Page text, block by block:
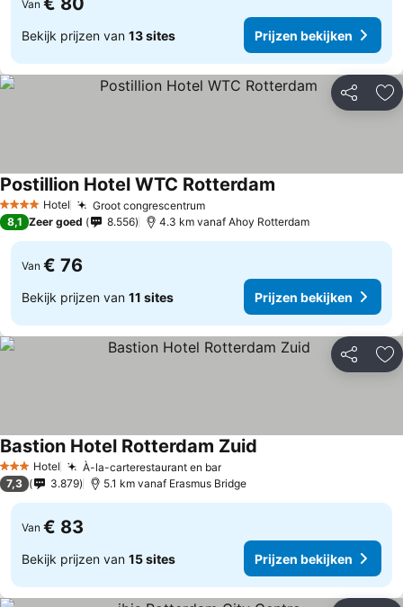
Van
Bekijk prijzen van 13 sites Prijzen bekijken
Delen
4 SterrenHotel Groot congrescentrum
Postillion Hotel WTC Rotterdam
8,1 Zeer goed 8.556 4.3 km vanaf Ahoy Rotterdam
Van € 76
Bekijk prijzen van 11 sites Prijzen bekijken
Delen
3 SterrenHotel À-la-carterestaurant en bar
Bastion Hotel Rotterdam Zuid
7,3 3.879 5.1 km vanaf Erasmus Bridge
Van € 83
Bekijk prijzen van 15 sites Prijzen bekijken